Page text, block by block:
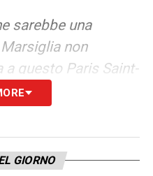
sarebbe una
non
questo Paris Saint-
di giocatori,
abbiamo
azionisti, tutte le
che il Marsiglia
GIORNO